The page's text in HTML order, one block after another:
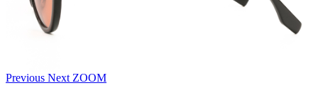
Previous Next ZOOM